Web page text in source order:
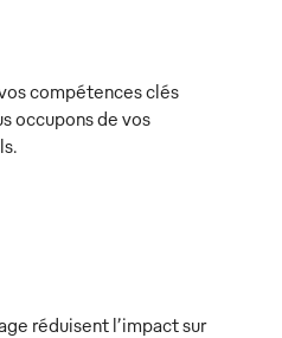
compétences clés
occupons de vos
réduisent l’impact sur